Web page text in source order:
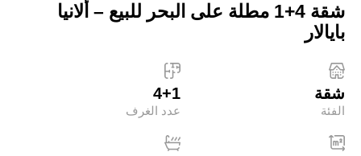
شقة 4+1 مطلة على البحر للبيع – ألانيا
بايالار
شقة
الفئة
4+1
عدد الغرف